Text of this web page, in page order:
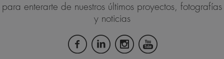
para enterarte de nuestros últimos proyectos, fotografías
y noticias